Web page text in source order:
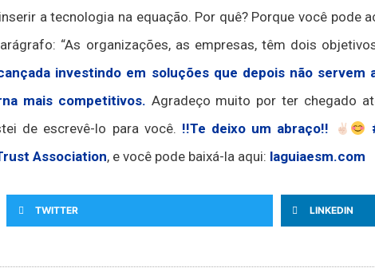
a tecnologia na equação. Por quê? Porque você pode
“As organizações, as empresas, têm dois
investindo em soluções que depois não servem
mais competitivos. Agradeço muito por ter chegado
de escrevê-lo para você. !!Te deixo um abraço!!
Association, e você pode baixá-la aqui: laguiaesm.com
TWITTER LINKEDIN